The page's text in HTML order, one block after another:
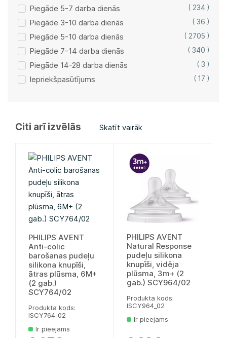
Piegāde 5-7 darba dienās ( 234 )
Piegāde 3-10 darba dienās ( 36 )
Piegāde 5-10 darba dienās ( 2705 )
Piegāde 7-14 darba dienās ( 340 )
Piegāde 14-28 darba dienās ( 3 )
Iepriekšpasūtījums ( 17 )
Citi arī izvēlās Skatīt vairāk
PHILIPS AVENT
Anti-colic
barošanas pudeļu
silikona knupīši,
ātras plūsma, 6M+
(2 gab.)
SCY764/02
Produkta kods:
lSCY764_02
Ir pieejams
PHILIPS AVENT
Natural Response
pudeļu silikona
knupīši, vidēja
plūsma, 3m+ (2
gab.) SCY964/02
Produkta kods:
lSCY964_02
Ir pieejams